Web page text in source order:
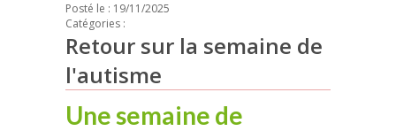
Posté le : 19/11/2025
Catégories :
Retour sur la semaine de
l'autisme
Une semaine de